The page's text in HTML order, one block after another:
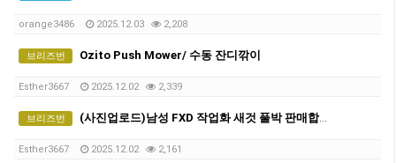
orange3486 2025.12.03 2,208
브리즈번 Ozito Push Mower/ 수동 잔디깎이
Esther3667 2025.12.02 2,339
브리즈번 (사진업로드)남성 FXD 작업화 새것 풀박 판매합니다.
Esther3667 2025.12.02 2,161